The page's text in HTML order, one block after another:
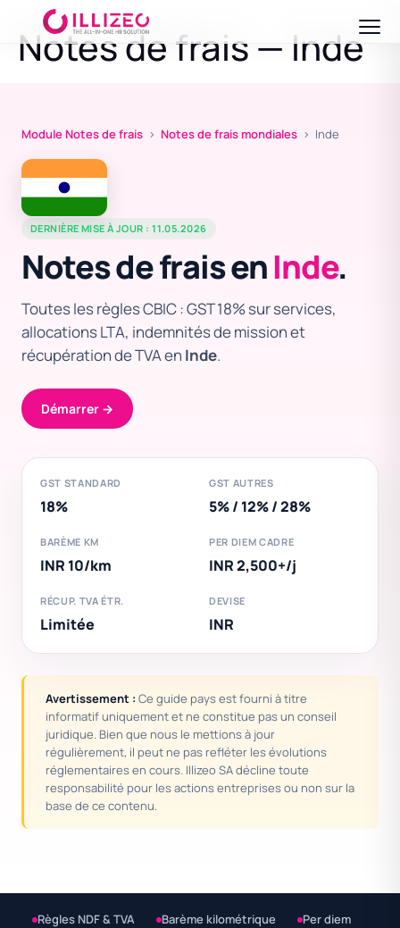
Notes de frais — Inde
Module Notes de frais › Notes de frais mondiales › Inde
DERNIÈRE MISE À JOUR : 11.05.2026
Notes de frais enInde.
Toutes les règles CBIC : GST 18% sur services,
allocations LTA, indemnités de mission et
récupération de TVA en Inde.
Démarrer →
GST STANDARD
18%
GST AUTRES
5% / 12% / 28%
BARÈME KM
INR 10/km
PER DIEM CADRE
INR 2,500+/j
RÉCUP. TVA ÉTR.
Limitée
DEVISE
INR
Avertissement : Ce guide pays est fourni à titre
informatif uniquement et ne constitue pas un conseil
juridique. Bien que nous le mettions à jour
régulièrement, il peut ne pas refléter les évolutions
réglementaires en cours. Illizeo SA décline toute
responsabilité pour les actions entreprises ou non sur la
base de ce contenu.
Règles NDF & TVA Barème kilométrique
Per diem